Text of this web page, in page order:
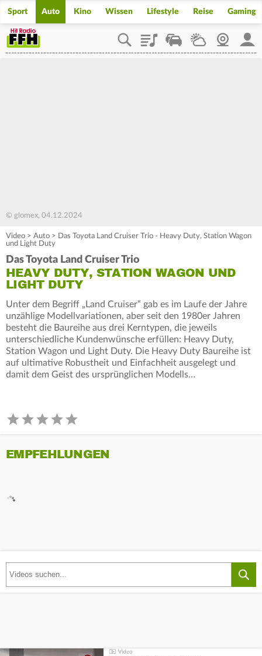
Sport Auto Kino Wissen Lifestyle Reise Gaming
PlaylistStaupilotWetterWebcam
© glomex, 04.12.2024
Video > Auto > Das Toyota Land Cruiser Trio - Heavy Duty, Station Wagon
und Light Duty
Das Toyota Land Cruiser Trio
HEAVY DUTY, STATION WAGON UND
LIGHT DUTY
Unter dem Begriff „Land Cruiser“ gab es im Laufe der Jahre
unzählige Modellvariationen, aber seit den 1980er Jahren
besteht die Baureihe aus drei Kerntypen, die jeweils
unterschiedliche Kundenwünsche erfüllen: Heavy Duty,
Station Wagon und Light Duty. Die Heavy Duty Baureihe ist
auf ultimative Robustheit und Einfachheit ausgelegt und
damit dem Geist des ursprünglichen Modells…
EMPFEHLUNGEN